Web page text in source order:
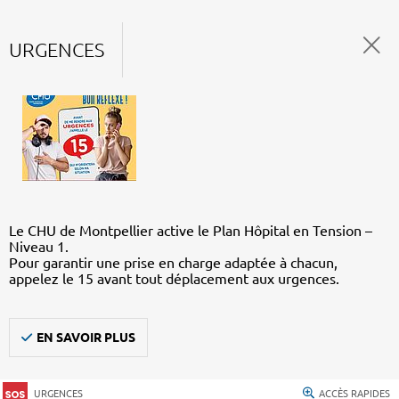
URGENCES
Le CHU de Montpellier active le Plan Hôpital en Tension –
Niveau 1.
Pour garantir une prise en charge adaptée à chacun,
appelez le 15 avant tout déplacement aux urgences.
EN SAVOIR PLUS
URGENCES ACCÈS RAPIDES